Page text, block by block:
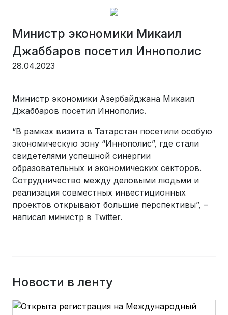
Министр экономики Микаил
Джаббаров посетил Иннополис
28.04.2023
Министр экономики Азербайджана Микаил
Джаббаров посетил Иннополис.
“В рамках визита в Татарстан посетили особую
экономическую зону “Иннополис”, где стали
свидетелями успешной синергии
образовательных и экономических секторов.
Сотрудничество между деловыми людьми и
реализация совместных инвестиционных
проектов открывают большие перспективы”, –
написал министр в Twitter.
Новости в ленту